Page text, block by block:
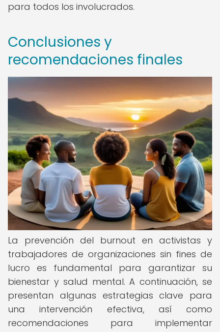
para todos los involucrados.
Conclusiones y
recomendaciones finales
La prevención del burnout en activistas y
trabajadores de organizaciones sin fines de
lucro es fundamental para garantizar su
bienestar y salud mental. A continuación, se
presentan algunas estrategias clave para
una intervención efectiva, así como
recomendaciones para implementar